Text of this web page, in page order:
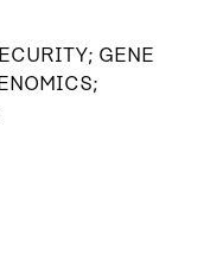
GENE